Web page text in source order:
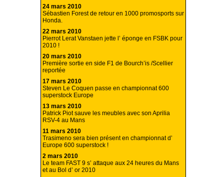
24 mars 2010
Sébastien Forest de retour en 1000 promosports sur
Honda.
22 mars 2010
Pierrot Lerat Vanstaen jette l’ éponge en FSBK pour
2010 !
20 mars 2010
Première sortie en side F1 de Bourch’is /Scellier
reportée
17 mars 2010
Steven Le Coquen passe en championnat 600
superstock Europe
13 mars 2010
Patrick Piot sauve les meubles avec son Aprilia
RSV-4 au Mans
11 mars 2010
Trasimeno sera bien présent en championnat d’
Europe 600 superstock !
2 mars 2010
Le team FAST 9 s’ attaque aux 24 heures du Mans
et au Bol d’ or 2010